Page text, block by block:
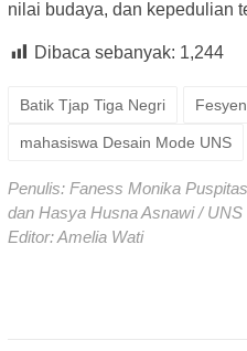
nilai budaya, dan kepedulian
Dibaca sebanyak: 1,244
Batik Tjap Tiga Negri
mahasiswa Desain Mode UNS
Penulis: Faness Monika
dan Hasya Husna Asnawi / UNS
Editor: Amelia Wati